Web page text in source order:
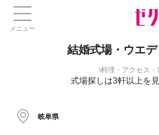
メニュー
結婚式場・ウエ
料理・アクセス・
式場探しは3軒以上を
岐阜県